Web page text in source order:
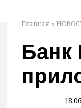
Главная »
Банк